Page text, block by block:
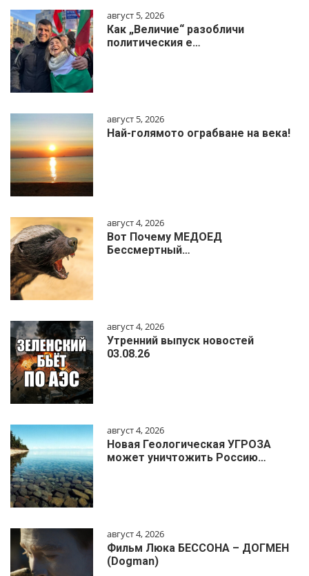
август 5, 2026
Как „Величие“ разобличи
политическия е…
август 5, 2026
Най-голямото ограбване на века!
август 4, 2026
Вот Почему МЕДОЕД
Бессмертный…
август 4, 2026
Утренний выпуск новостей
03.08.26
август 4, 2026
Новая Геологическая УГРОЗА
может уничтожить Россию…
август 4, 2026
Фильм Люка БЕССОНА – ДОГМЕН
(Dogman)